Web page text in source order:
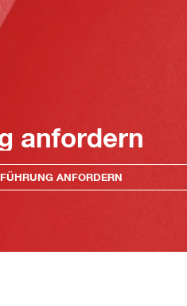
anfordern
ANFORDERN